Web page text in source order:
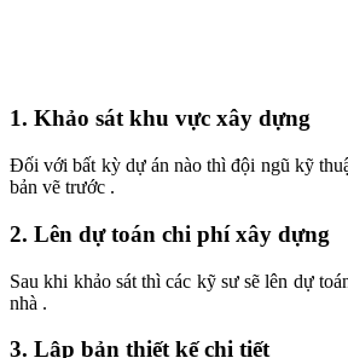
1. Khảo sát khu vực xây dựng
Đối với bất kỳ dự án nào thì đội ngũ kỹ
bản vẽ trước .
2. Lên dự toán chi phí xây dựng
Sau khi khảo sát thì các kỹ sư sẽ lên dự
nhà .
3. Lập bản thiết kế chi tiết